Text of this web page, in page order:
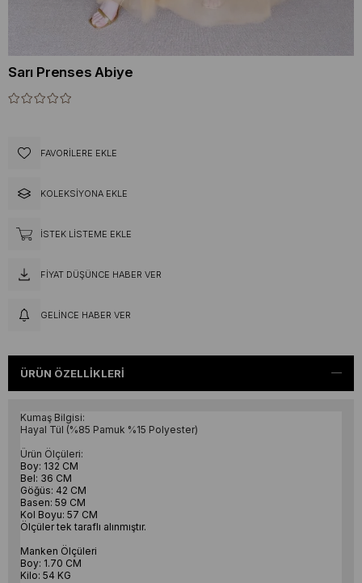
Sarı Prenses Abiye
FAVORILERE EKLE
KOLEKSIYONA EKLE
İSTEK LISTEME EKLE
FIYAT DÜŞÜNCE HABER VER
GELINCE HABER VER
ÜRÜN ÖZELLIKLERI
Kumaş Bilgisi:
Hayal Tül (%85 Pamuk %15 Polyester)
Ürün Ölçüleri:
Boy: 132 CM
Bel: 36 CM
Göğüs: 42 CM
Basen: 59 CM
Kol Boyu: 57 CM
Ölçüler tek taraflı alınmıştır.
Manken Ölçüleri
Boy: 1.70 CM
Kilo: 54 KG